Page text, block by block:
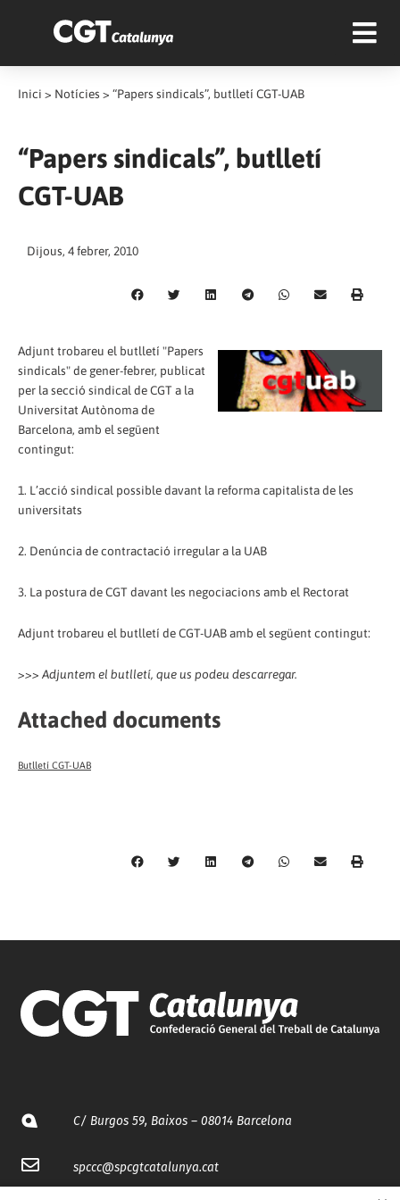
Inici > Notícies > “Papers sindicals”, butlletí CGT-UAB
“Papers sindicals”, butlletí
CGT-UAB
Dijous, 4 febrer, 2010
Adjunt trobareu el butlletí "Papers
sindicals" de gener-febrer, publicat
per la secció sindical de CGT a la
Universitat Autònoma de
Barcelona, amb el següent
contingut:
1. L’acció sindical possible davant la reforma capitalista de les
universitats
2. Denúncia de contractació irregular a la UAB
3. La postura de CGT davant les negociacions amb el Rectorat
Adjunt trobareu el butlletí de CGT-UAB amb el següent contingut:
>>> Adjuntem el butlletí, que us podeu descarregar.
Attached documents
Butlletí CGT-UAB
C/ Burgos 59, Baixos – 08014 Barcelona
spccc@spcgtcatalunya.cat